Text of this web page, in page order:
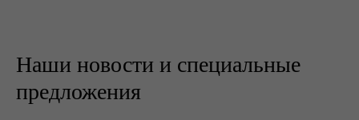
Наши новости и специальные
предложения